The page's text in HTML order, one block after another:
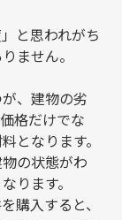
と思われがち
ません。
、建物の劣
格だけでな
となります。
の状態がわ
ります。
購入すると、